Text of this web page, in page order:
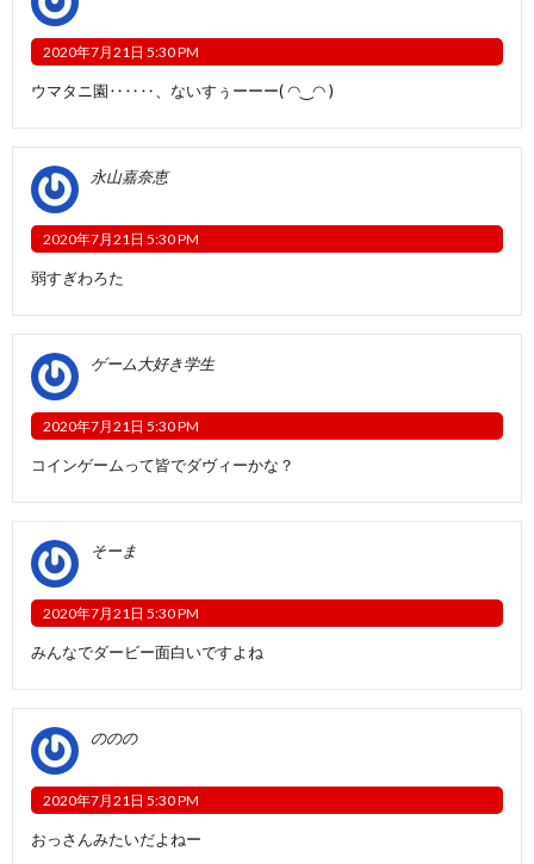
2020年7月21日 5:30 PM
ウマタニ園‥‥‥、ないすぅーーー( ◠‿◠ )
永山嘉奈恵
2020年7月21日 5:30 PM
弱すぎわろた
ゲーム大好き学生
2020年7月21日 5:30 PM
コインゲームって皆でダヴィーかな？
そーま
2020年7月21日 5:30 PM
みんなでダービー面白いですよね
ののの
2020年7月21日 5:30 PM
おっさんみたいだよねー